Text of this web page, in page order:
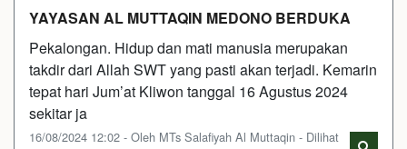
YAYASAN AL MUTTAQIN MEDONO BERDUKA
Pekalongan. Hidup dan mati manusia merupakan
takdir dari Allah SWT yang pasti akan terjadi. Kemarin
tepat hari Jum’at Kliwon tanggal 16 Agustus 2024
sekitar ja
16/08/2024 12:02 - Oleh MTs Salafiyah Al Muttaqin - Dilihat